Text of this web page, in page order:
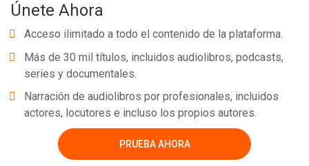
Únete Ahora
Acceso ilimitado a todo el contenido de la plataforma.
Más de 30 mil títulos, incluidos audiolibros, podcasts,
series y documentales.
Narración de audiolibros por profesionales, incluidos
actores, locutores e incluso los propios autores.
PRUEBA AHORA